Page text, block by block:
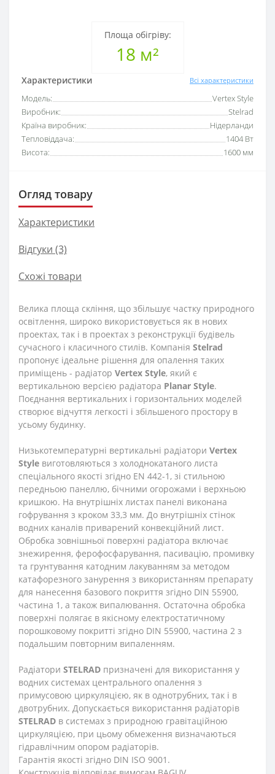
Площа обігріву:
18 м²
Характеристики Всі характеристики
Модель:
Vertex Style
Виробник:
Stelrad
Країна виробник:
Нідерланди
Тепловіддача:
1404 Вт
Висота:
1600 мм
Огляд товару
Характеристики
Відгуки (3)
Схожі товари
Велика площа скління, що збільшує частку природного
освітлення, широко використовується як в нових
проектах, так і в проектах з реконструкції будівель
сучасного і класичного стилів. Компанія Stelrad
пропонує ідеальне рішення для опалення таких
приміщень - радіатор Vertex Style, який є
вертикальною версією радіатора Planar Style.
Поєднання вертикальних і горизонтальних моделей
створює відчуття легкості і збільшеного простору в
усьому будинку.
Низькотемпературні вертикальні радіатори Vertex
Style виготовляються з холоднокатаного листа
спеціального якості згідно EN 442-1, зі стильною
передньою панеллю, бічними огорожами і верхньою
кришкою. На внутрішніх листах панелі виконана
гофрування з кроком 33,3 мм. До внутрішніх стінок
водних каналів приварений конвекційний лист.
Обробка зовнішньої поверхні радіатора включає
знежирення, ферофосфарування, пасивацію, промивку
та грунтування катодним лакуванням за методом
катафорезного занурення з використанням препарату
для нанесення базового покриття згідно DIN 55900,
частина 1, а також випалювання. Остаточна обробка
поверхні полягає в якісному електростатичному
порошковому покритті згідно DIN 55900, частина 2 з
подальшим повторним випаленням.
Радіатори STELRAD призначені для використання у
водних системах центрального опалення з
примусовою циркуляцією, як в однотрубних, так і в
двотрубних. Допускається використання радіаторів
STELRAD в системах з природною гравітаційною
циркуляцією, при цьому обмеження визначаються
гідравлічним опором радіаторів.
Гарантія якості згідно DIN ISO 9001.